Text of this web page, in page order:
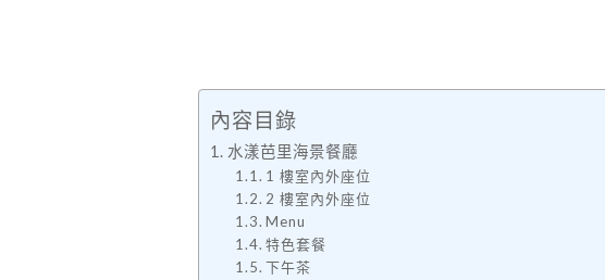
內容目錄
水漾芭里海景餐廳
1 樓室內外座位
2 樓室內外座位
Menu
特色套餐
下午茶